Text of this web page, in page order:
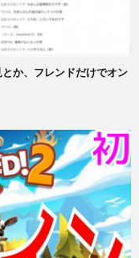
か、フレンドだけでオン